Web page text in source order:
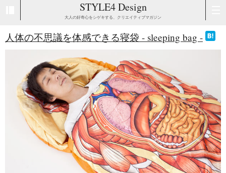
STYLE4 Design
大人の好奇心をシゲキする、クリエイティブマガジン
人体の不思議を体感できる寝袋 - sleeping bag -